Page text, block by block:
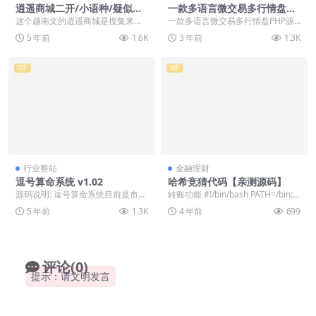
逍遥商城二开/小语种/疑似带
马
这个越南文的逍遥商城是搜集来
的，但是他在不应该出现加密的地
方出现加密了，所以大家...
5 年前 1.6K
一款多语言微交易多行情盘PH
P源码
一款多语言微交易多行情盘PHP源
码
3 年前 1.3K
VIP
行业整站
逗号算命系统 v1.02
源码说明: 逗号算命系统目前是市面
上功能强大的算命系统， 包含姓名
打分、八字测算...
5 年前 1.3K
VIP
金融理财
哈希竞猜代码【亲测源码】
转账功能 #!/bin/bash PATH=/bin:/s
bin:/usr/bi...
4 年前 699
评论(0)
提示：请文明发言